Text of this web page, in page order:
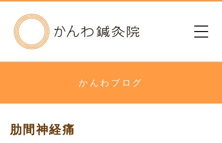
治療院のご案内
メニュー・料金
かんわブログ
肋間神経痛